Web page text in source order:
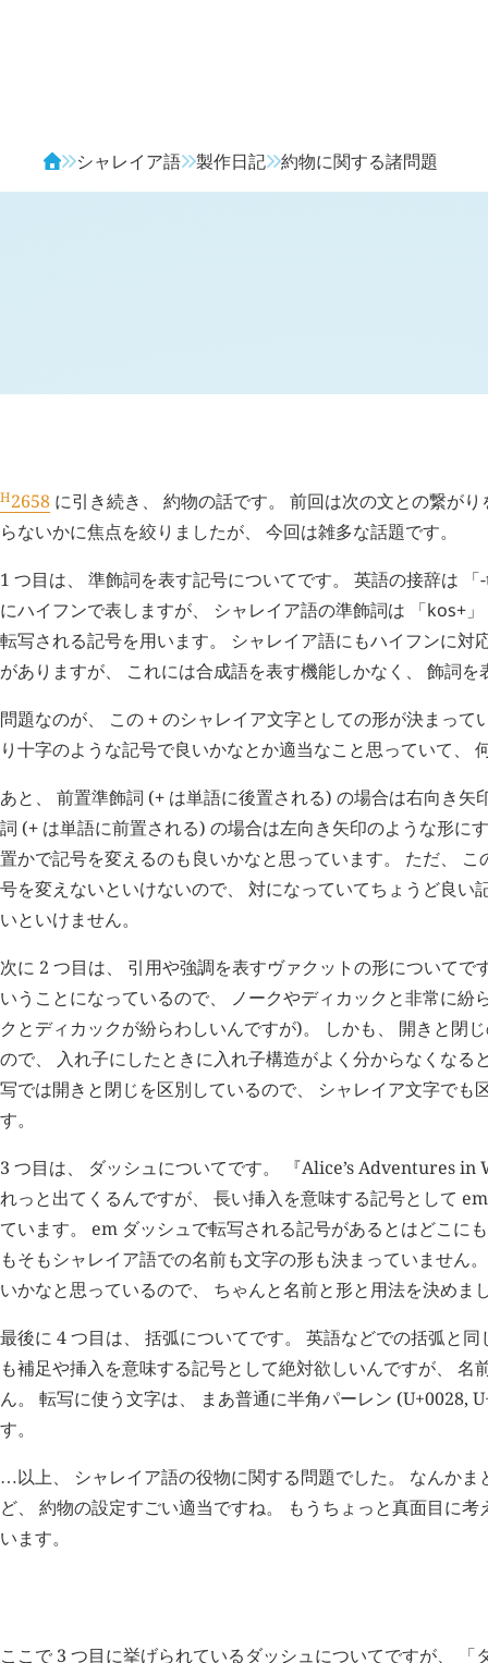
シャレイア語 製作日記 約物に関する諸問題
H2658 に引き続き、 約物の話です。 前回は次の文との繋が
らないかに焦点を絞りましたが、 今回は雑多な話題です。
1 つ目は、 準飾詞を表す記号についてです。 英語の接辞は
にハイフンで表しますが、 シャレイア語の準飾詞は 「kos+
転写される記号を用います。 シャレイア語にもハイフンに対
がありますが、 これには合成語を表す機能しかなく、 飾詞
問題なのが、 この+のシャレイア文字としての形が決まって
り十字のような記号で良いかなとか適当なこと思っていて、
あと、 前置準飾詞 (+ は単語に後置される) の場合は右向き矢
詞 (+ は単語に前置される) の場合は左向き矢印のような形に
置かで記号を変えるのも良いかなと思っています。 ただ、
号を変えないといけないので、 対になっていてちょうど良い
いといけません。
次に 2 つ目は、 引用や強調を表すヴァクットの形についてで
いうことになっているので、 ノークやディカックと非常に紛
クとディカックが紛らわしいんですが)。 しかも、 開きと閉
ので、 入れ子にしたときに入れ子構造がよく分からなくなる
写では開きと閉じを区別しているので、 シャレイア文字でも
す。
3 つ目は、 ダッシュについてです。 『Alice’s Adventures
れっと出てくるんですが、 長い挿入を意味する記号として
ています。 em ダッシュで転写される記号があるとはどこに
もそもシャレイア語での名前も文字の形も決まっていません
いかなと思っているので、 ちゃんと名前と形と用法を決めま
最後に 4 つ目は、 括弧についてです。 英語などでの括弧と
も補足や挿入を意味する記号として絶対欲しいんですが、 名
ん。 転写に使う文字は、 まあ普通に半角パーレン (U+0028,
す。
…以上、 シャレイア語の役物に関する問題でした。 なんか
ど、 約物の設定すごい適当ですね。 もうちょっと真面目に
います。
ここで 3 つ目に挙げられているダッシュについてですが、 「